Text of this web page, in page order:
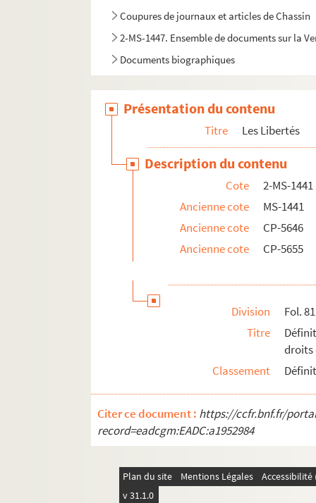
Coupures de journaux et articles de Chassin
2-MS-1447. Ensemble de documents sur la
Documents biographiques
Présentation du contenu
Titre Les Libertés
Description du contenu
Cote
2-MS-1441
Ancienne cote
MS-1441
Ancienne cote
CP-5646
Ancienne cote
CP-5655
Division
Fol. 81
Titre
droits
Classement
Citer ce document : https://ccfr.bnf.fr/
record=eadcgm:EADC:a1952984
Plan du site Mentions Légales
v 31.1.0